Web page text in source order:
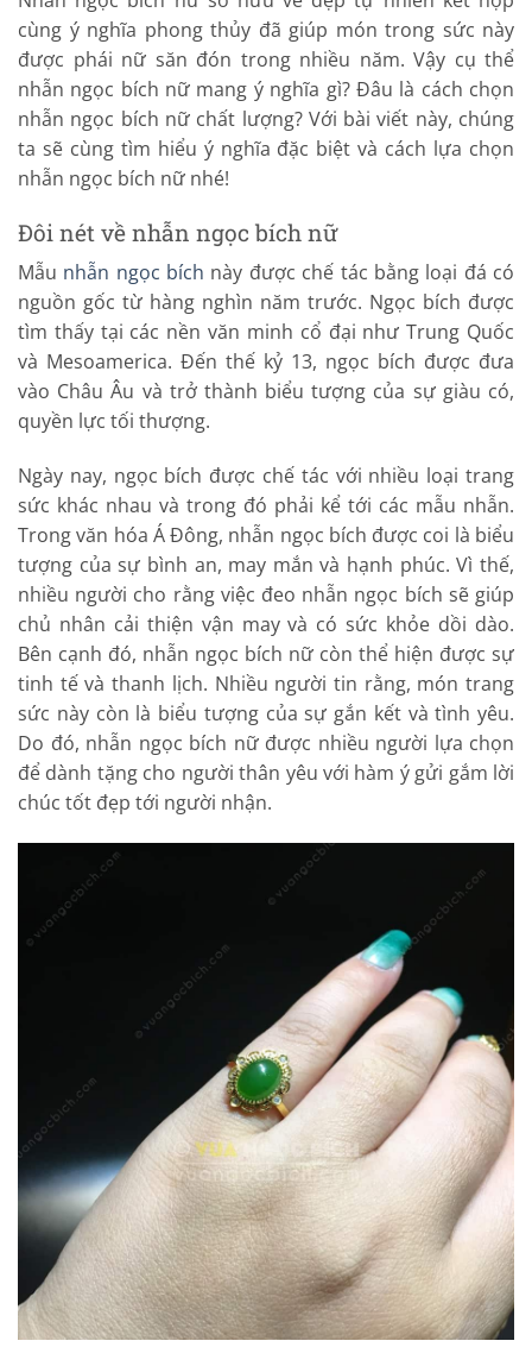
cùng ý nghĩa phong thủy đã giúp món trong sức này
được phái nữ săn đón trong nhiều năm. Vậy cụ thể
nhẫn ngọc bích nữ mang ý nghĩa gì? Đâu là cách chọn
nhẫn ngọc bích nữ chất lượng? Với bài viết này, chúng
ta sẽ cùng tìm hiểu ý nghĩa đặc biệt và cách lựa chọn
nhẫn ngọc bích nữ nhé!
Đôi nét về nhẫn ngọc bích nữ
Mẫu nhẫn ngọc bích này được chế tác bằng loại đá có
nguồn gốc từ hàng nghìn năm trước. Ngọc bích được
tìm thấy tại các nền văn minh cổ đại như Trung Quốc
và Mesoamerica. Đến thế kỷ 13, ngọc bích được đưa
vào Châu Âu và trở thành biểu tượng của sự giàu có,
quyền lực tối thượng.
Ngày nay, ngọc bích được chế tác với nhiều loại trang
sức khác nhau và trong đó phải kể tới các mẫu nhẫn.
Trong văn hóa Á Đông, nhẫn ngọc bích được coi là biểu
tượng của sự bình an, may mắn và hạnh phúc. Vì thế,
nhiều người cho rằng việc đeo nhẫn ngọc bích sẽ giúp
chủ nhân cải thiện vận may và có sức khỏe dồi dào.
Bên cạnh đó, nhẫn ngọc bích nữ còn thể hiện được sự
tinh tế và thanh lịch. Nhiều người tin rằng, món trang
sức này còn là biểu tượng của sự gắn kết và tình yêu.
Do đó, nhẫn ngọc bích nữ được nhiều người lựa chọn
để dành tặng cho người thân yêu với hàm ý gửi gắm lời
chúc tốt đẹp tới người nhận.